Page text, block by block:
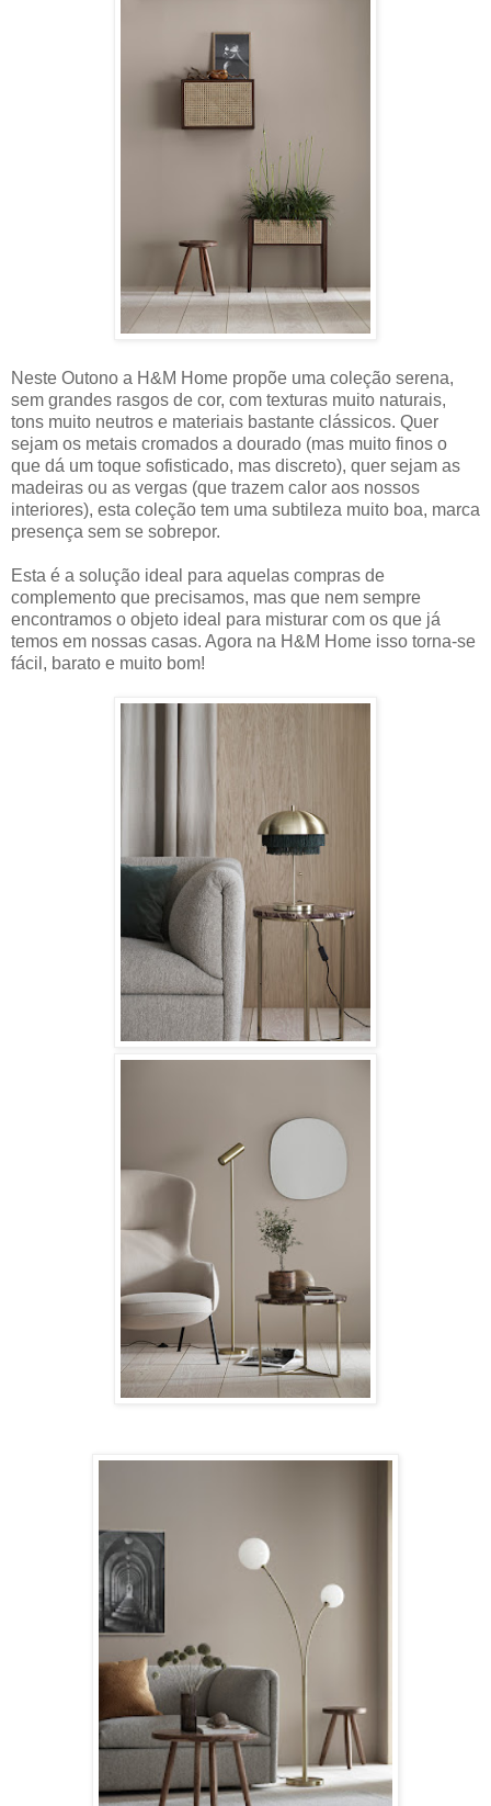
Neste Outono a H&M Home propõe uma coleção serena,
sem grandes rasgos de cor, com texturas muito naturais,
tons muito neutros e materiais bastante clássicos. Quer
sejam os metais cromados a dourado (mas muito finos o
que dá um toque sofisticado, mas discreto), quer sejam as
madeiras ou as vergas (que trazem calor aos nossos
interiores), esta coleção tem uma subtileza muito boa, marca
presença sem se sobrepor.
Esta é a solução ideal para aquelas compras de
complemento que precisamos, mas que nem sempre
encontramos o objeto ideal para misturar com os que já
temos em nossas casas. Agora na H&M Home isso torna-se
fácil, barato e muito bom!